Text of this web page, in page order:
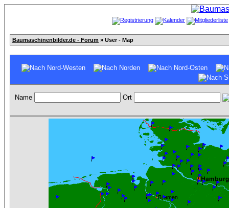
Baumaschinenbilder.de - Forum » User - Map
Name Ort